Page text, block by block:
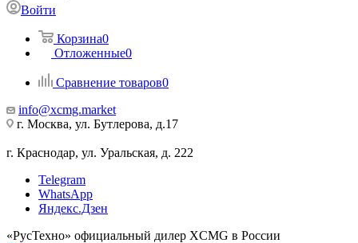
Войти
Корзина0
Отложенные0
Сравнение товаров0
info@xcmg.market
г. Москва, ул. Бутлерова, д.17
г. Краснодар, ул. Уральская, д. 222
Telegram
WhatsApp
Яндекс.Дзен
«РусТехно» официальный дилер XCMG в России